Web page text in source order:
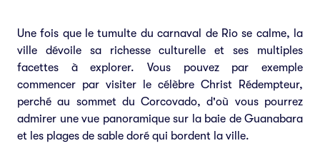
Une fois que le tumulte du carnaval de Rio se calme, la
ville dévoile sa richesse culturelle et ses multiples
facettes à explorer. Vous pouvez par exemple
commencer par visiter le célèbre Christ Rédempteur,
perché au sommet du Corcovado, d'où vous pourrez
admirer une vue panoramique sur la baie de Guanabara
et les plages de sable doré qui bordent la ville.